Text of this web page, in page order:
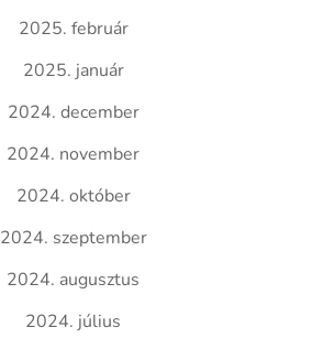
2025. február
2025. január
2024. december
2024. november
2024. október
2024. szeptember
2024. augusztus
2024. július